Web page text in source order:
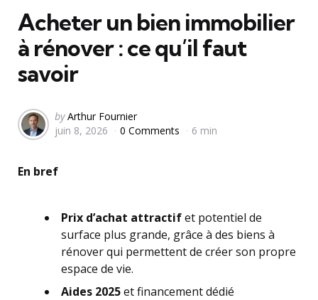
Acheter un bien immobilier
à rénover : ce qu’il faut
savoir
Posted
by
by Arthur Fournier
juin 8, 2026
0 Comments 6 min
En bref
Prix d’achat attractifet potentiel de
surface plus grande, grâce à des biens à
rénover qui permettent de créer son propre
espace de vie.
Aides 2025et financement dédié